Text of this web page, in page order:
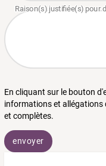
En cliquant sur le bouton
informations et
et complètes.
envoyer